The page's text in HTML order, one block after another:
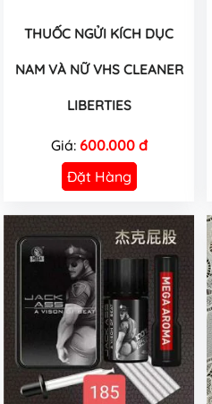
THUỐC NGỬI KÍCH DỤC
NAM VÀ NỮ VHS CLEANER
LIBERTIES
Giá: 600.000 đ
Đặt Hàng